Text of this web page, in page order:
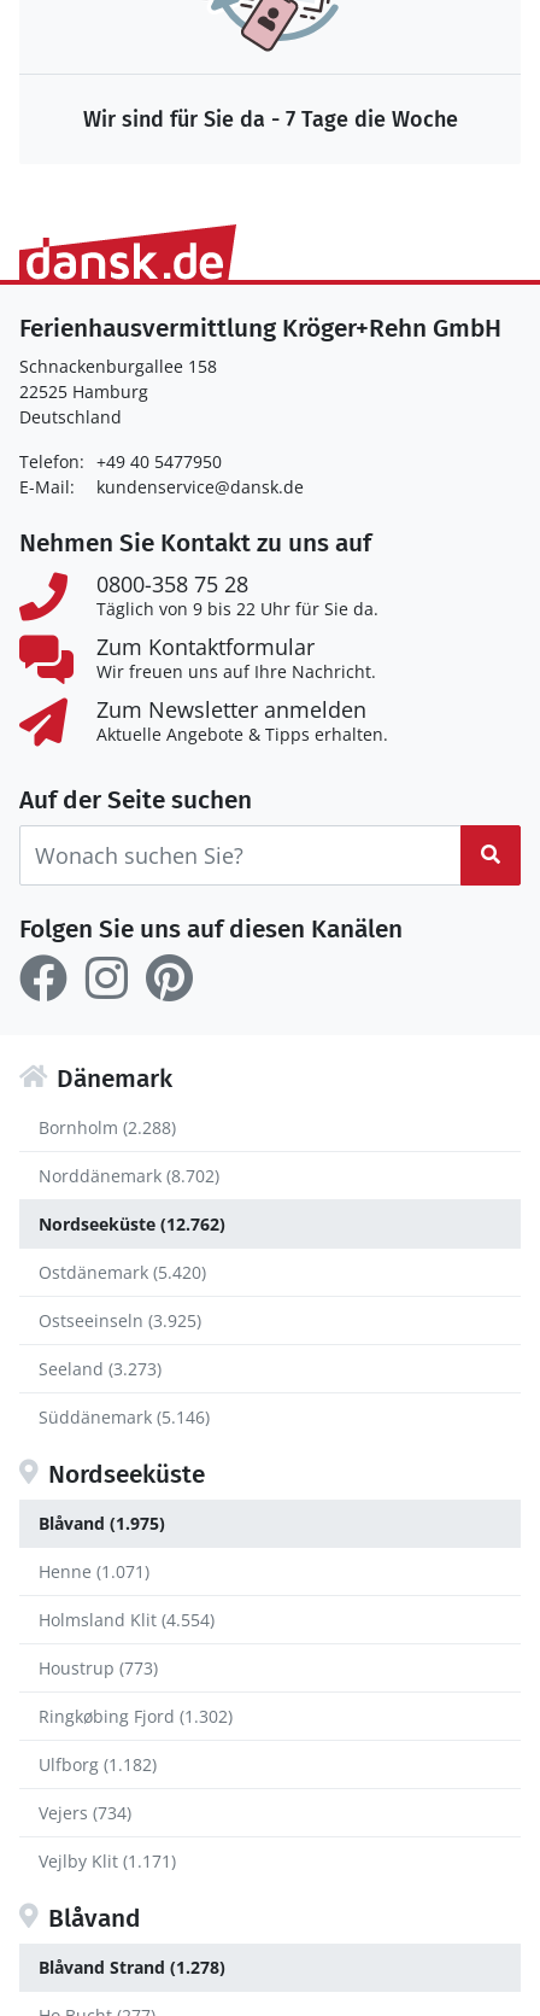
Wir sind für Sie da - 7 Tage die Woche
Ferienhausvermittlung Kröger+Rehn GmbH
Schnackenburgallee 158
22525 Hamburg
Deutschland
Telefon: +49 40 5477950
E-Mail:
kundenservice@dansk.de
Nehmen Sie Kontakt zu uns auf
0800-358 75 28
Täglich von 9 bis 22 Uhr für Sie da.
Zum Kontaktformular
Wir freuen uns auf Ihre Nachricht.
Zum Newsletter anmelden
Aktuelle Angebote & Tipps erhalten.
Auf der Seite suchen
Folgen Sie uns auf diesen Kanälen
Dänemark
Bornholm (2.288)
Norddänemark (8.702)
Nordseeküste (12.762)
Ostdänemark (5.420)
Ostseeinseln (3.925)
Seeland (3.273)
Süddänemark (5.146)
Nordseeküste
Blåvand (1.975)
Henne (1.071)
Holmsland Klit (4.554)
Houstrup (773)
Ringkøbing Fjord (1.302)
Ulfborg (1.182)
Vejers (734)
Vejlby Klit (1.171)
Blåvand
Blåvand Strand (1.278)